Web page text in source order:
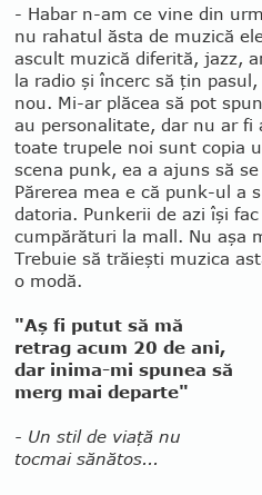
- Habar n-am ce vine din
nu rahatul ăsta de muzică
ascult muzică diferită, jazz,
la radio şi încerc să ţin
nou. Mi-ar plăcea să pot
au personalitate, dar nu ar fi
toate trupele noi sunt copia
scena punk, ea a ajuns să
Părerea mea e că punk-ul a
datoria. Punkerii de azi îşi
cumpărături la mall. Nu aşa
Trebuie să trăieşti muzica
o modă.
"Aş fi putut să mă
retrag acum 20 de ani,
dar inima-mi spunea să
merg mai departe"
- Un stil de viaţă nu
tocmai sănătos...